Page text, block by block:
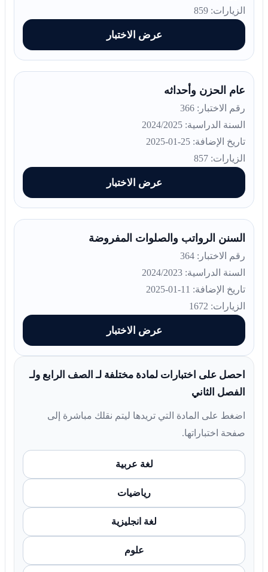
الزيارات: 859
عرض الاختبار
عام الحزن وأحداثه
رقم الاختبار: 366
السنة الدراسية: 2024/2025
تاريخ الإضافة: 25-01-2025
الزيارات: 857
عرض الاختبار
السنن الرواتب والصلوات المفروضة
رقم الاختبار: 364
السنة الدراسية: 2024/2023
تاريخ الإضافة: 11-01-2025
الزيارات: 1672
عرض الاختبار
احصل على اختبارات لمادة مختلفة لـ الصف الرابع ولـ
الفصل الثاني
اضغط على المادة التي تريدها ليتم نقلك مباشرة إلى
صفحة اختباراتها.
لغة عربية
رياضيات
لغة انجليزية
علوم